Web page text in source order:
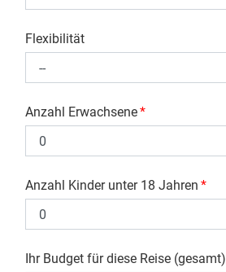
Flexibilität
Anzahl Erwachsene*
Anzahl Kinder unter 18 Jahren *
Ihr Budget für diese Reise (gesamt)